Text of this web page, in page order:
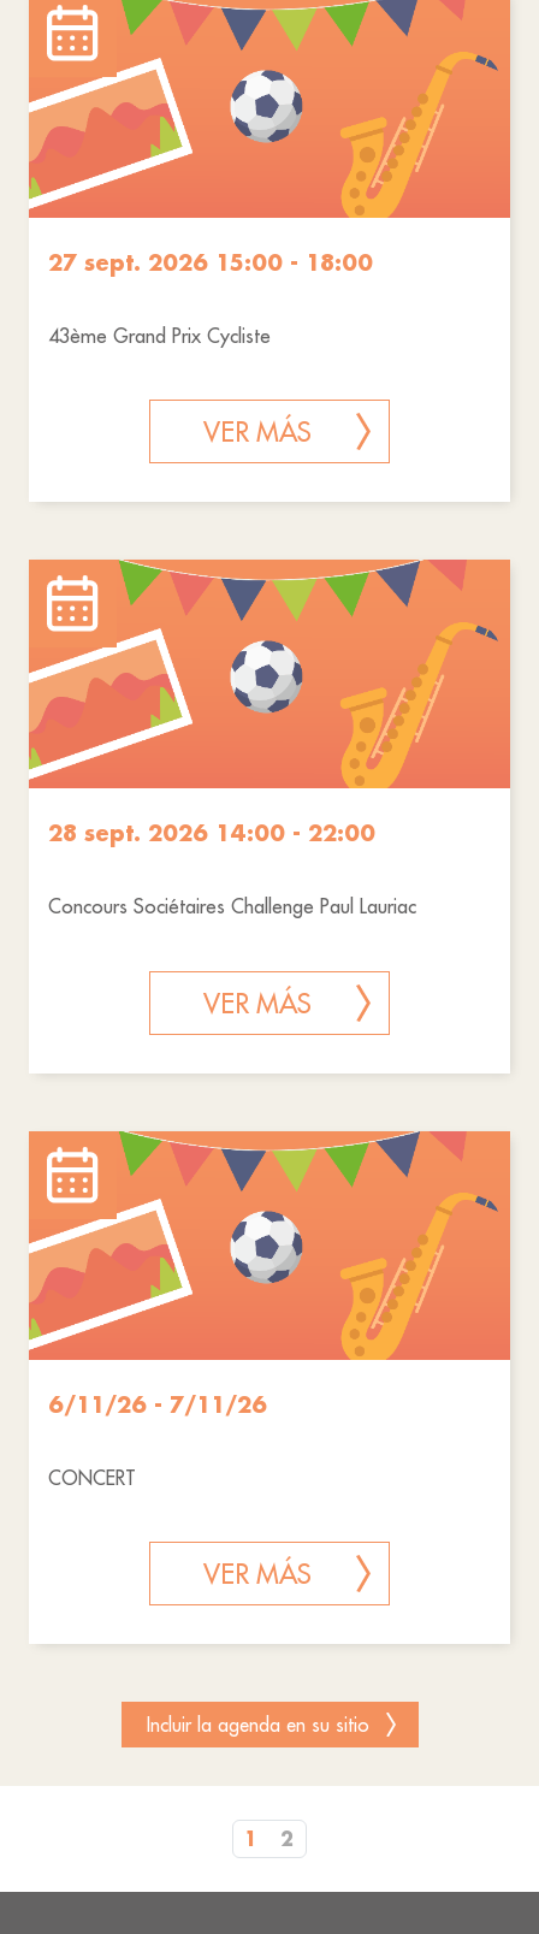
27 sept. 2026 15:00 - 18:00
43ème Grand Prix Cycliste
VER MÁS
28 sept. 2026 14:00 - 22:00
Concours Sociétaires Challenge Paul Lauriac
VER MÁS
6/11/26 - 7/11/26
CONCERT
VER MÁS
Incluir la agenda en su sitio
1 2